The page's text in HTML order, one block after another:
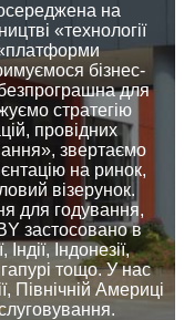
на
«технології
«платформи
бізнес-
для
стратегію
провідних
звертаємо
на ринок,
візерунок.
для годування,
застосовано в
Індонезії,
тощо. У нас
Північній Америці